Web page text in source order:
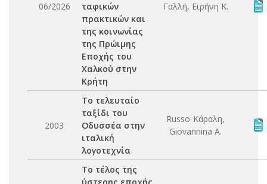
06/2026
ταφικών
πρακτικών και
της κοινωνίας
της Πρώιμης
Εποχής του
Χαλκού στην
Κρήτη
Γαλλή, Ειρήνη Κ.
2003
Το τελευταίο
ταξίδι του
Οδυσσέα στην
ιταλική
λογοτεχνία
Russo-Κάραλη,
Giovannina A.
Το τέλος της